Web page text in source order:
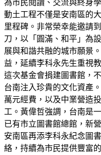
為市民閱讀、交流與終身
動土工程不僅是安南區的
里程碑。非常榮幸能邀請
刀，以「圓滿、和平」為
展與和諧共融的城市願景
益，延續李科永先生重視
這次基金會捐建圖書館，
台南注入珍貴的文化資產
萬元經費，以及中業營造
工。黃偉哲強調，台南是
已有市立圖書館總館，新
安南區再添李科永紀念圖
絡，持續為市民提供豐富